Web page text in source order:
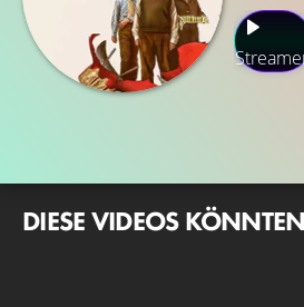
DIESE VIDEOS